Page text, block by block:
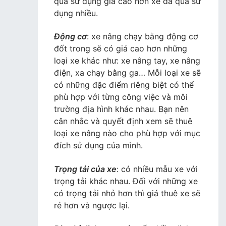
dụng nhiều.
Động cơ: xe nâng chạy bằng động cơ
đốt trong sẽ có giá cao hơn những
loại xe khác như: xe nâng tay, xe nâng
điện, xa chạy bằng ga… Mỗi loại xe sẽ
có những đặc điểm riêng biệt có thể
phù hợp với từng công việc và môi
trường địa hình khác nhau. Bạn nên
cân nhắc và quyết định xem sẽ thuê
loại xe nâng nào cho phù hợp với mục
đích sử dụng của mình.
Trọng tải của xe: có nhiều mẫu xe với
trọng tải khác nhau. Đối với những xe
có trọng tải nhỏ hơn thì giá thuê xe sẽ
rẻ hơn và ngược lại.